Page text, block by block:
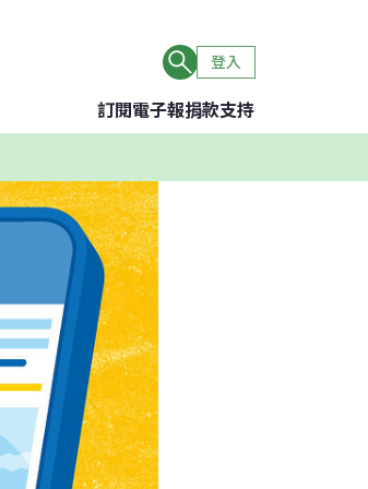
登入
訂閱電子報捐款支持